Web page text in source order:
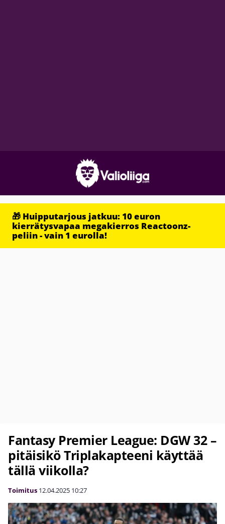
🎁 Huipputarjous jatkuu: 10 euron
kierrätysvapaa megakierros Reactoonz-
peliin - vain 1 eurolla!
Fantasy Premier League: DGW 32 –
pitäisikö Triplakapteeni käyttää
tällä viikolla?
Toimitus 12.04.2025 10:27